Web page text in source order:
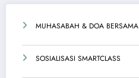
MUHASABAH & DOA BERSAMA
SOSIALISASI SMARTCLASS